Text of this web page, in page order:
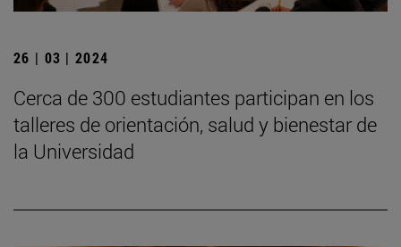
26 | 03 | 2024
Cerca de 300 estudiantes participan en los
talleres de orientación, salud y bienestar de
la Universidad